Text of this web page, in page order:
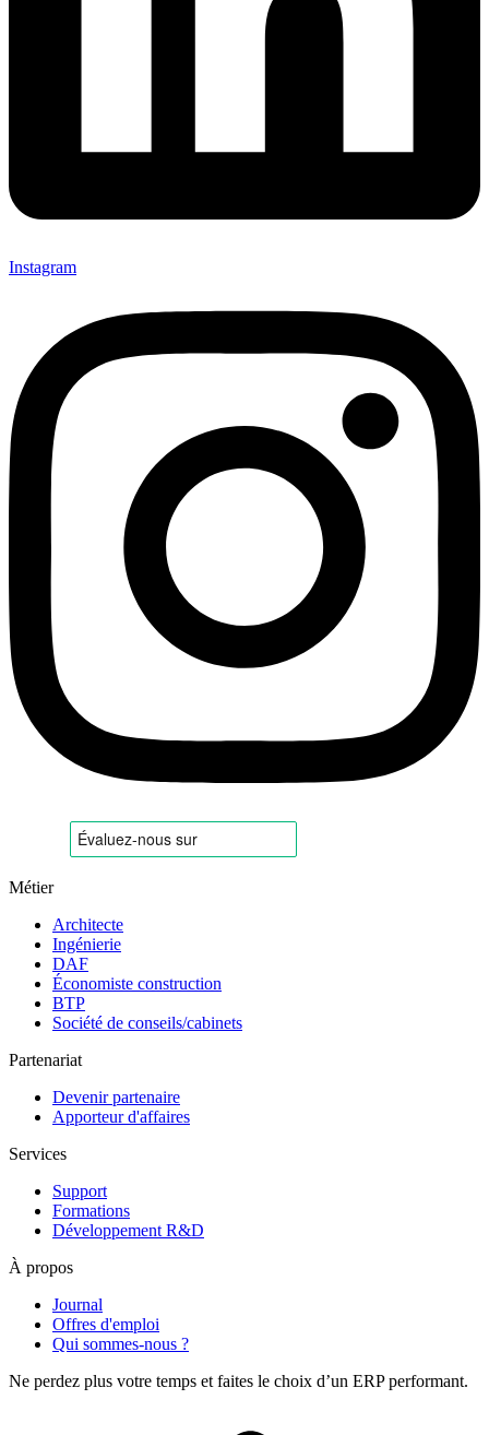
Instagram
Métier
Architecte
Ingénierie
DAF
Économiste construction
BTP
Société de conseils/cabinets
Partenariat
Devenir partenaire
Apporteur d'affaires
Services
Support
Formations
Développement R&D
À propos
Journal
Offres d'emploi
Qui sommes-nous ?
Ne perdez plus votre temps et faites le choix d’un ERP performant.